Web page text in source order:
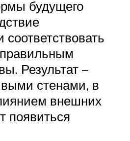
будущего
Результат –
стенами, в
внешних
появиться